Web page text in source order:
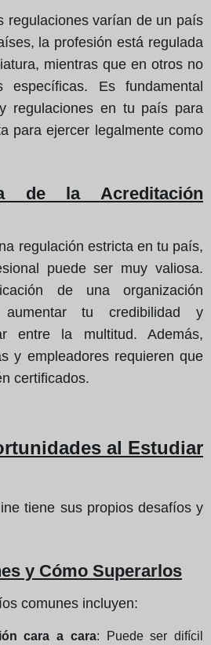
regulaciones varían de un país
la profesión está regulada
mientras que en otros no
específicas. Es fundamental
regulaciones en tu país para
para ejercer legalmente como
de la Acreditación
regulación estricta en tu país,
puede ser muy valiosa.
de una organización
aumentar tu credibilidad y
entre la multitud. Además,
y empleadores requieren que
certificados.
al Estudiar
tiene sus propios desafíos y
y Cómo Superarlos
comunes incluyen:
cara a cara: Puede ser difícil